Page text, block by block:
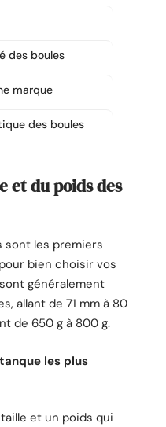
des boules
marque
des boules
et du poids des
sont les premiers
bien choisir vos
généralement
allant de 71 mm à 80
de 650 g à 800 g.
les plus
et un poids qui